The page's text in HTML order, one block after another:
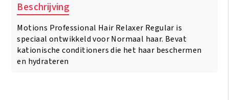
oz
aantal
Beschrijving
Motions Professional Hair Relaxer Regular is
speciaal ontwikkeld voor Normaal haar. Bevat
kationische conditioners die het haar beschermen
en hydrateren